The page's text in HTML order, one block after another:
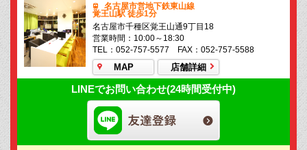
名古屋市営地下鉄東山線
覚王山駅 徒歩1分
名古屋市千種区覚王山通9丁目18
営業時間：10:00～18:30
TEL：052-757-5577 FAX：052-757-5588
MAP 店舗詳細
LINEでお問い合わせ(24時間受付中)